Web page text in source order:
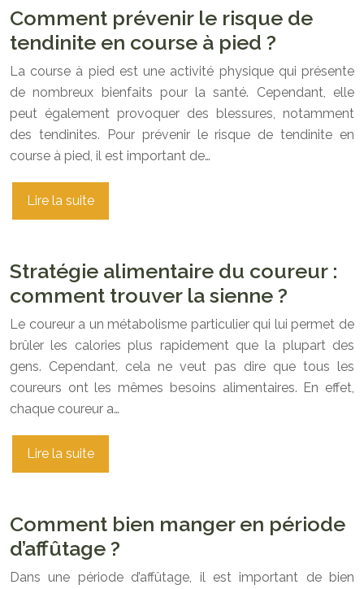
Comment prévenir le risque de
tendinite en course à pied ?
La course à pied est une activité physique qui présente
de nombreux bienfaits pour la santé. Cependant, elle
peut également provoquer des blessures, notamment
des tendinites. Pour prévenir le risque de tendinite en
course à pied, il est important de…
Lire la suite
Stratégie alimentaire du coureur :
comment trouver la sienne ?
Le coureur a un métabolisme particulier qui lui permet de
brûler les calories plus rapidement que la plupart des
gens. Cependant, cela ne veut pas dire que tous les
coureurs ont les mêmes besoins alimentaires. En effet,
chaque coureur a…
Lire la suite
Comment bien manger en période
d’affûtage ?
Dans une période d’affûtage, il est important de bien